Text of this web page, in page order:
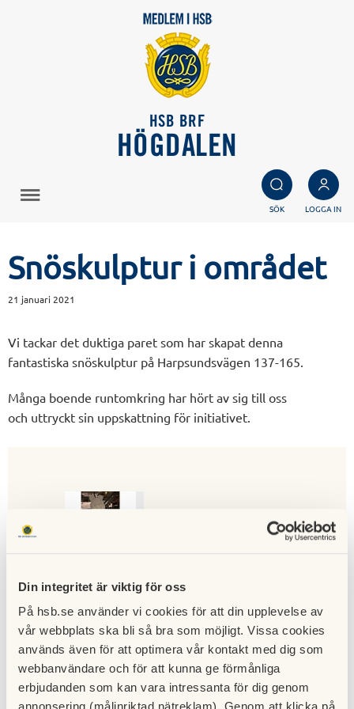
Din integritet är viktig för oss
På hsb.se använder vi cookies för att din upplevelse av
vår webbplats ska bli så bra som möjligt. Vissa cookies
används även för att optimera vår kontakt med dig som
webbanvändare och för att kunna ge förmånliga
erbjudanden som kan vara intressanta för dig genom
HSB BRF
HÖGDALEN
SÖK LOGGA IN
Snöskulptur i området
21 januari 2021
Vi tackar det duktiga paret som har skapat denna
fantastiska snöskulptur på Harpsundsvägen 137-165.
Många boende runtomkring har hört av sig till oss
och uttryckt sin uppskattning för initiativet.
Till nyhetslistan
Publicerad:2021-01-21
Senast uppdaterad:2021-01-21